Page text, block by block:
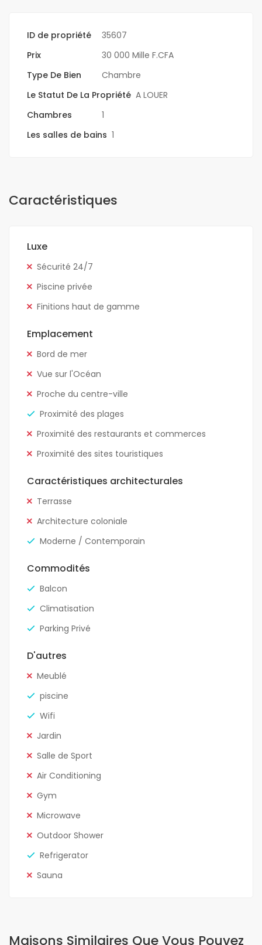
ID de propriété
35607
Prix
30 000 Mille F.CFA
Type De Bien
Chambre
Le Statut De La Propriété A LOUER
Chambres
1
Les salles de bains 1
Caractéristiques
Luxe
Sécurité 24/7
Piscine privée
Finitions haut de gamme
Emplacement
Bord de mer
Vue sur l'Océan
Proche du centre-ville
Proximité des plages
Proximité des restaurants et commerces
Proximité des sites touristiques
Caractéristiques architecturales
Terrasse
Architecture coloniale
Moderne / Contemporain
Commodités
Balcon
Climatisation
Parking Privé
D'autres
Meublé
piscine
Wifi
Jardin
Salle de Sport
Air Conditioning
Gym
Microwave
Outdoor Shower
Refrigerator
Sauna
Maisons Similaires Que Vous Pouvez